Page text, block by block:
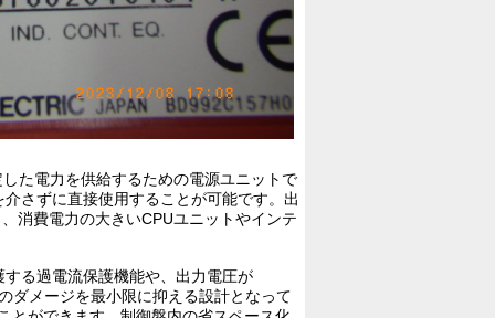
た電力を供給するための電源ユニットで
さずに直接使用することが可能です。出
消費電力の大きいCPUユニットやインテ
る過電流保護機能や、出力電圧が
ダメージを最小限に抑える設計となって